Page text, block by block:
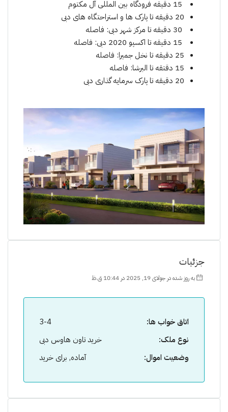
20 دقیقە تا پارک ها و استراحتگاه های دبی
25 دقیقە تا نخل جمیرا: فاصله
15 دقتقە تا البرشا: فاصله
20 دقیقە تا پارک سرمایه گذاری دبی
جزئیات
به روز شده در جولای 19, 2025 در 10:44 ق.ظ
اتاق خواب ها:
3-4
نوع ملک:
خرید تاون هاوس دبی
وضعیت اموال:
آماده, برای خرید